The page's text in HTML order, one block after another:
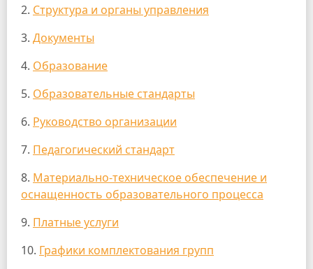
2. Структура и органы управления
3. Документы
4. Образование
5. Образовательные стандарты
6. Руководство организации
7. Педагогический стандарт
8. Материально-техническое обеспечение и
оснащенность образовательного процесса
9. Платные услуги
10. Графики комплектования групп